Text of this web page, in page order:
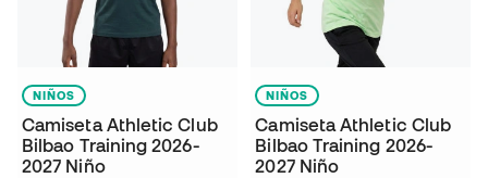
NIÑOS
Camiseta Athletic Club
Bilbao Training 2026-
2027 Niño
NIÑOS
Camiseta Athletic Club
Bilbao Training 2026-
2027 Niño